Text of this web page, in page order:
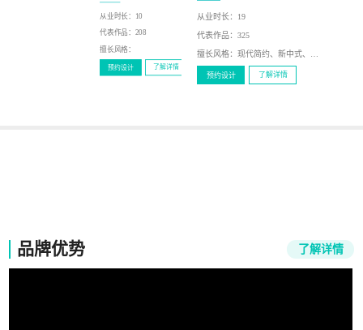
从业时长： 19
代表作品： 325
擅长风格： 现代简约、新中式、北欧风、轻奢、美式
预约设计 了解详情
从业时长： 10
代表作品： 208
擅长风格：
预约设计 了解详情
品牌优势 了解详情